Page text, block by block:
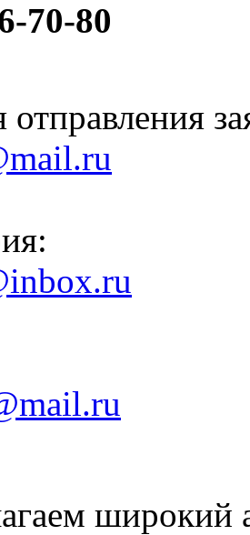
70-80
широкий